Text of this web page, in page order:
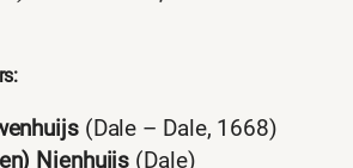
(Dale – Dale, 1668)
Nienhuijs (Dale)